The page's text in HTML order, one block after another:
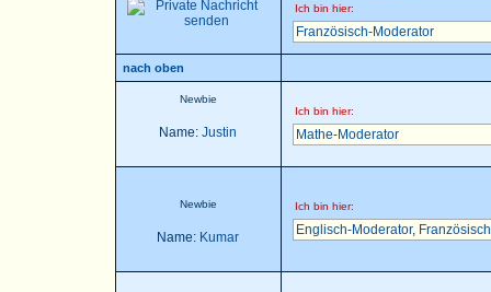
Ich bin hier:
Französisch-Moderator
nach oben
Newbie
Name: Justin
Ich bin hier:
Mathe-Moderator
Newbie
Name: Kumar
Ich bin hier:
Englisch-Moderator,